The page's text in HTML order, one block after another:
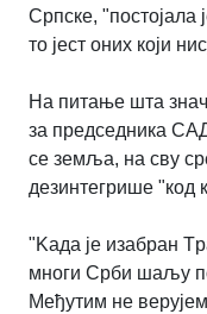
Српске, "постоjала
то jест оних коjи
На питање шта
за председника
се земља, на сву
дезинтегрише "код
"Kада jе изабран
многи Срби шаљу
Mеђутим не